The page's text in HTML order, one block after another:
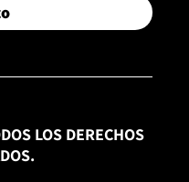
LOS DERECHOS